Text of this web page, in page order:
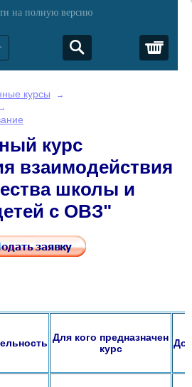
на полную версию
курсы →
→
курс
взаимодействия
школы и
с ОВЗ"
Для кого предназначен
курс